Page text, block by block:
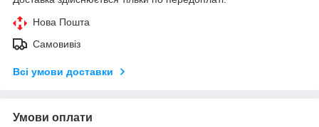
Нова Пошта
Самовивіз
Всі умови доставки
Умови оплати